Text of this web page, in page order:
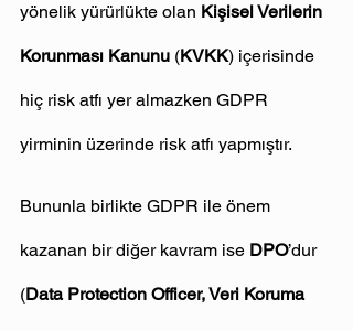
yönelik yürürlükte olan Kişisel Verilerin
Korunması Kanunu (KVKK) içerisinde
hiç risk atfı yer almazken GDPR
yirminin üzerinde risk atfı yapmıştır.
Bununla birlikte GDPR ile önem
kazanan bir diğer kavram ise DPO’dur
(Data Protection Officer, Veri Koruma